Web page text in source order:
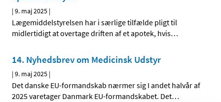
|9. maj 2025 |
Lægemiddelstyrelsen har i særlige tilfælde pligt til
midlertidigt at overtage driften af et apotek, hvis…
14. Nyhedsbrev om Medicinsk Udstyr
|9. maj 2025 |
Det danske EU-formandskab nærmer sig I andet halvår af
2025 varetager Danmark EU-formandskabet. Det…